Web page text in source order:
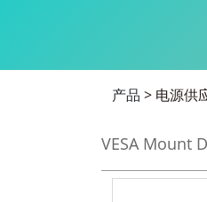
产品 > 电源供
VESA Mount